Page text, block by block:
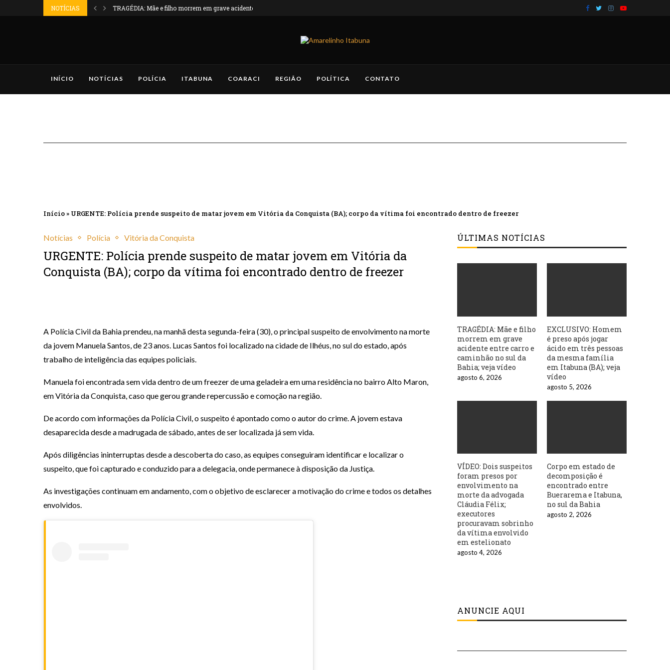
NOTÍCIAS TRAGÉDIA: Mãe e filho morrem em grave acidente...
INÍCIO NOTÍCIAS POLÍCIA ITABUNA COARACI REGIÃO POLÍTICA CONTATO
Início» URGENTE: Polícia prende suspeito de matar jovem em Vitória da Conquista (BA); corpo da vítima foi encontrado dentro de freezer
Notícias Polícia Vitória da Conquista
URGENTE: Polícia prende suspeito de matar jovem em Vitória da
Conquista (BA); corpo da vítima foi encontrado dentro de freezer
A Polícia Civil da Bahia prendeu, na manhã desta segunda-feira (30), o principal suspeito de envolvimento na morte
da jovem Manuela Santos, de 23 anos. Lucas Santos foi localizado na cidade de Ilhéus, no sul do estado, após
trabalho de inteligência das equipes policiais.
Manuela foi encontrada sem vida dentro de um freezer de uma geladeira em uma residência no bairro Alto Maron,
em Vitória da Conquista, caso que gerou grande repercussão e comoção na região.
De acordo com informações da Polícia Civil, o suspeito é apontado como o autor do crime. A jovem estava
desaparecida desde a madrugada de sábado, antes de ser localizada já sem vida.
Após diligências ininterruptas desde a descoberta do caso, as equipes conseguiram identificar e localizar o
suspeito, que foi capturado e conduzido para a delegacia, onde permanece à disposição da Justiça.
As investigações continuam em andamento, com o objetivo de esclarecer a motivação do crime e todos os detalhes
envolvidos.
ÚLTIMAS NOTÍCIAS
TRAGÉDIA: Mãe e filho
morrem em grave
acidente entre carro e
caminhão no sul da
Bahia; veja vídeo
agosto 6, 2026
EXCLUSIVO: Homem
é preso após jogar
ácido em três pessoas
da mesma família
em Itabuna (BA); veja
vídeo
agosto 5, 2026
VÍDEO: Dois suspeitos
foram presos por
envolvimento na
morte da advogada
Cláudia Félix;
executores
procuravam sobrinho
da vítima envolvido
em estelionato
agosto 4, 2026
Corpo em estado de
decomposição é
encontrado entre
Buerarema e Itabuna,
no sul da Bahia
agosto 2, 2026
ANUNCIE AQUI